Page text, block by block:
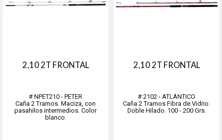
2,10 2T FRONTAL
# NPET210 - PETER
Caña 2 Tramos. Maciza, con
pasahilos intermedios. Color
blanco.
2,10 2T FRONTAL
# 2102 - ATLÁNTICO
Caña 2 Tramos Fibra de Vidrio.
Doble Hilado. 100 - 200 Grs.